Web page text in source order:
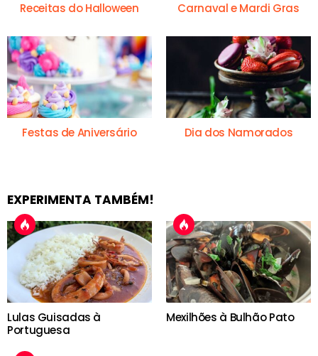
Receitas do Halloween Carnaval e Mardi Gras
Festas de Aniversário Dia dos Namorados
EXPERIMENTA TAMBÉM!
Lulas Guisadas à
Portuguesa
Mexilhões à Bulhão Pato